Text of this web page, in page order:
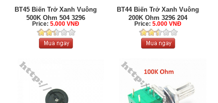
BT45 Biến Trở Xanh Vuông
500K Ohm 504 3296
Price:5.000 VNĐ
BT44 Biến Trở Xanh Vuông
200K Ohm 3296 204
Price:5.000 VNĐ